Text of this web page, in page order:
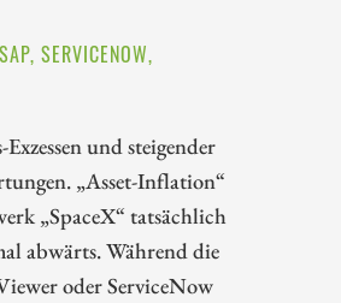
SERVICENOW,
und steigender
„Asset-Inflation“
„SpaceX“ tatsächlich
abwärts. Während die
oder ServiceNow